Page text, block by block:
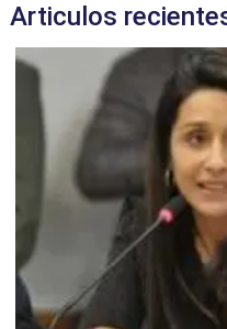
Articulos